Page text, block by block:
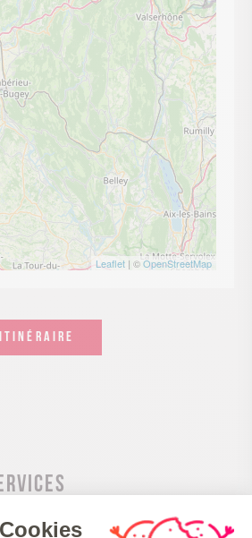
Leaflet | ©OpenStreetMap